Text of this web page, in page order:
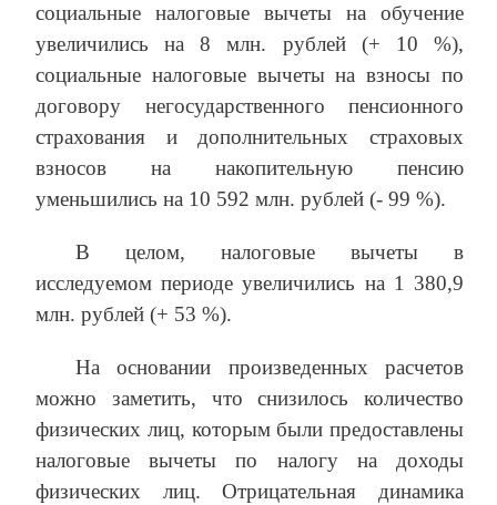
социальные налоговые вычеты на обучение
увеличились на 8 млн. рублей (+ 10 %),
социальные налоговые вычеты на взносы по
договору негосударственного пенсионного
страхования и дополнительных страховых
взносов на накопительную пенсию
уменьшились на 10 592 млн. рублей (- 99 %).
В целом, налоговые вычеты в
исследуемом периоде увеличились на 1 380,9
млн. рублей (+ 53 %).
На основании произведенных расчетов
можно заметить, что снизилось количество
физических лиц, которым были предоставлены
налоговые вычеты по налогу на доходы
физических лиц. Отрицательная динамика